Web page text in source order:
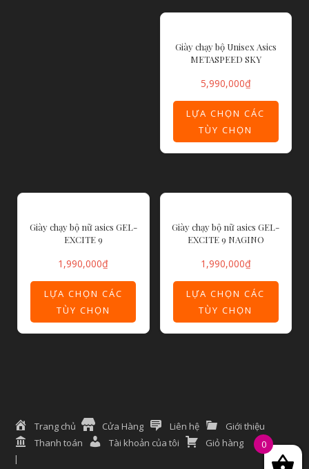
Giày chạy bộ Unisex Asics
METASPEED SKY
5,990,000₫
LỰA CHỌN CÁC
TÙY CHỌN
Giày chạy bộ nữ asics GEL-
EXCITE 9
1,990,000₫
LỰA CHỌN CÁC
TÙY CHỌN
Giày chạy bộ nữ asics GEL-
EXCITE 9 NAGINO
1,990,000₫
LỰA CHỌN CÁC
TÙY CHỌN
Trang chủ Cửa Hàng Liên hệ
Giới thiệu
Thanh toán
Tài khoản của tôi Giỏ hàng 0